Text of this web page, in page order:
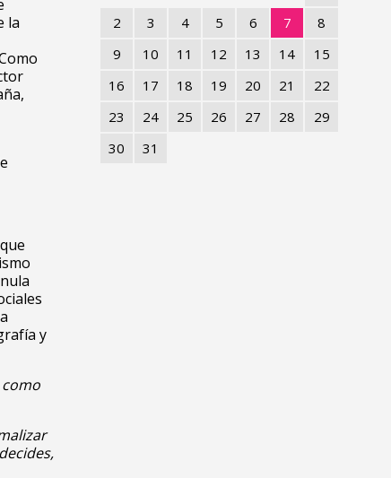
la
y
2 3 4 5 6 7
8
9
10 11 12 13 14
15
16
17 18 19 20 21
22
23
24 25 26 27 28
29
30
31